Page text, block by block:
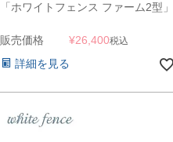
「ホワイトフェンス ファーム2型」
販売価格 ¥26,400税込
詳細を見る